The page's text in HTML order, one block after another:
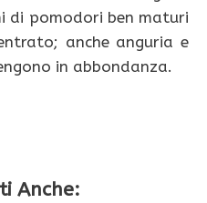
di pomodori ben maturi
anche anguria e
in abbondanza.
Anche: